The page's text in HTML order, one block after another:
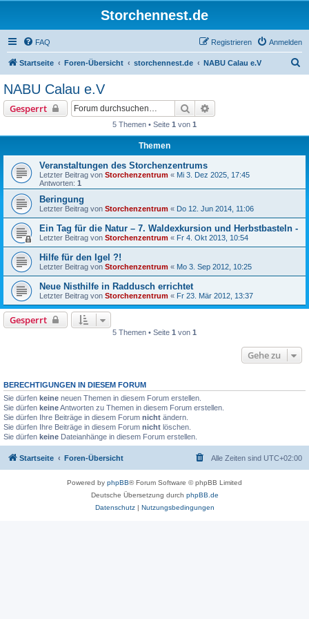
Storchennest.de
FAQ Anmelden
Registrieren
Startseite Foren-Übersicht storchennest.de NABU Calau e.V
NABU Calau e.V
Gesperrt Suche
5 Themen • Seite 1 von 1
Themen
Veranstaltungen des Storchenzentrums
Letzter Beitrag von Storchenzentrum « Mi 3. Dez 2025, 17:45
Antworten: 1
Beringung
Letzter Beitrag von Storchenzentrum « Do 12. Jun 2014, 11:06
Ein Tag für die Natur – 7. Waldexkursion und Herbstbasteln -
Letzter Beitrag von Storchenzentrum « Fr 4. Okt 2013, 10:54
Hilfe für den Igel ?!
Letzter Beitrag von Storchenzentrum « Mo 3. Sep 2012, 10:25
Neue Nisthilfe in Raddusch errichtet
Letzter Beitrag von Storchenzentrum « Fr 23. Mär 2012, 13:37
Gesperrt
5 Themen • Seite 1 von 1
Gehe zu
BERECHTIGUNGEN IN DIESEM FORUM
Sie dürfen keine neuen Themen in diesem Forum erstellen.
Sie dürfen keineAntworten zu Themen in diesem Forum erstellen.
Sie dürfen Ihre Beiträge in diesem Forum nicht ändern.
Sie dürfen Ihre Beiträge in diesem Forum nicht löschen.
Sie dürfen keine Dateianhänge in diesem Forum erstellen.
Startseite Foren-Übersicht Alle Zeiten sind UTC+02:00
Powered by phpBB® Forum Software © phpBB Limited
Deutsche Übersetzung durch phpBB.de
Datenschutz| Nutzungsbedingungen